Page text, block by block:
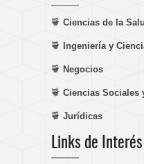
Ciencias de la
Ingeniería y
Negocios
Ciencias Sociales
Jurídicas
Links de Interés